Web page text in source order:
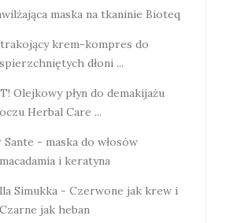
maska na tkaninie Bioteq
krem-kompres do
spierzchniętych dłoni ...
Olejkowy płyn do demakijażu
oczu Herbal Care ...
Sante - maska do włosów
macadamia i keratyna
Simukka - Czerwone jak krew i
Czarne jak heban